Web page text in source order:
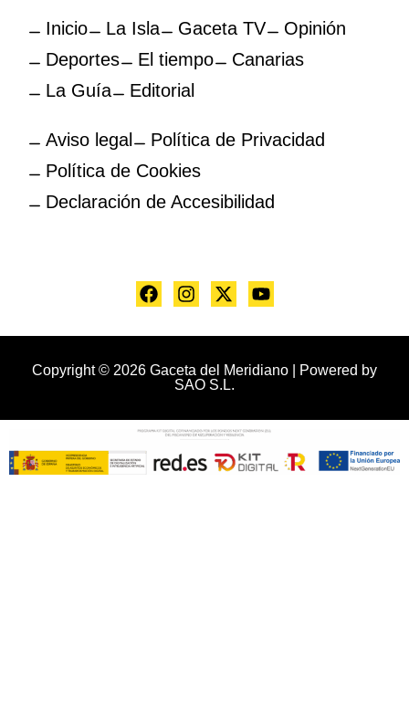
Inicio La Isla Gaceta TV
Opinión
Deportes
El tiempo
Canarias
La Guía
Editorial
Aviso legal
Política de Privacidad
Política de Cookies
Declaración de Accesibilidad
Copyright © 2026 Gaceta del Meridiano | Powered by
SAO S.L.